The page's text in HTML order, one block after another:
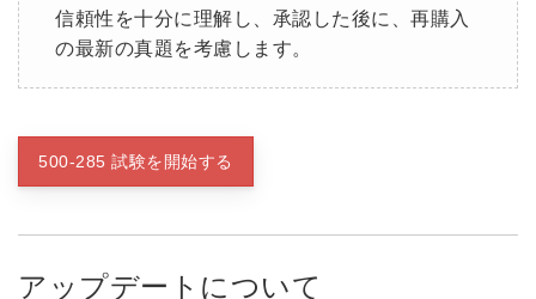
信頼性を十分に理解し、承認した後に、再購入
の最新の真題を考慮します。
500-285 試験を開始する
アップデートについて